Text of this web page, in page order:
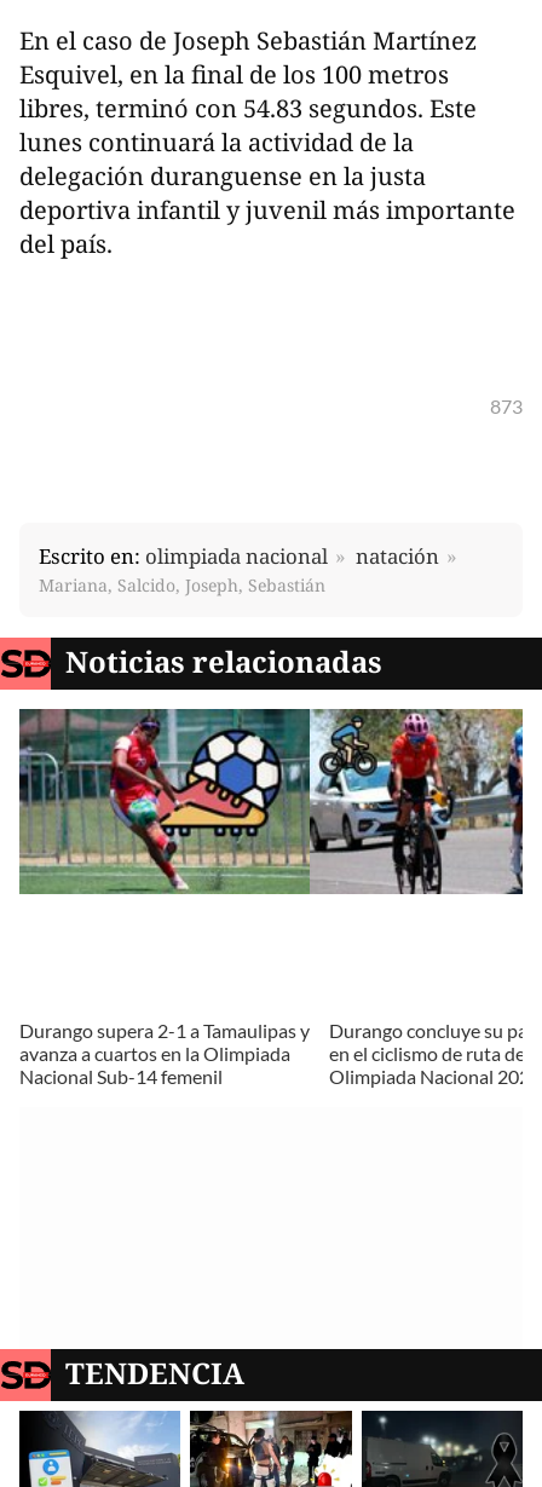
En el caso de Joseph Sebastián Martínez
Esquivel, en la final de los 100 metros
libres, terminó con 54.83 segundos. Este
lunes continuará la actividad de la
delegación duranguense en la justa
deportiva infantil y juvenil más importante
del país.
873
Escrito en: olimpiada nacional natación
Mariana, Salcido, Joseph, Sebastián
Noticias relacionadas
Durango supera 2-1 a Tamaulipas y
avanza a cuartos en la Olimpiada
Nacional Sub-14 femenil
Durango concluye su
en el ciclismo de ruta de la
Olimpiada Nacional 2026
TENDENCIA